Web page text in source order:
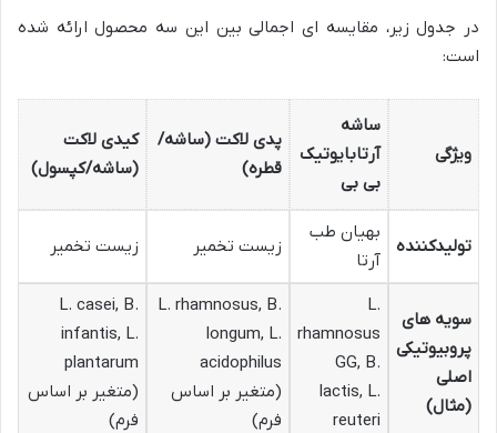
در جدول زیر، مقایسه ای اجمالی بین این سه محصول ارائه شده
است:
ویژگی
ساشه
آرتابایوتیک
بی بی
پدی لاکت (ساشه/
قطره)
کیدی لاکت
(ساشه/کپسول)
تولیدکننده
بهیان طب
آرتا
زیست تخمیر زیست تخمیر
سویه های
پروبیوتیکی
اصلی
(مثال)
L.
rhamnosus
GG, B.
lactis, L.
reuteri
L. rhamnosus, B.
longum, L.
acidophilus
(متغیر بر اساس
فرم)
L. casei, B.
infantis, L.
plantarum
(متغیر بر اساس
فرم)